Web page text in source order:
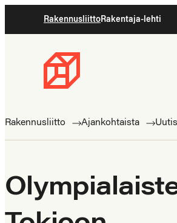
suoraan
RakennusliittoRakentaja-lehti
Rakennusliitto
ammattilaisten
Rakennusliitto Ajankohtaista